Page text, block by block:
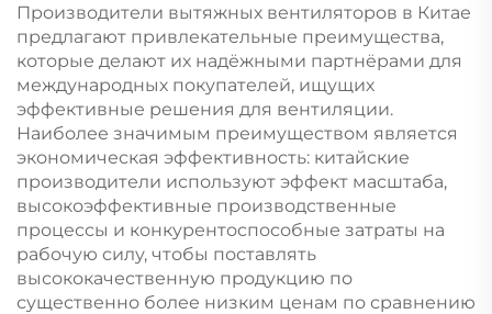
Производители вытяжных вентиляторов в Китае
предлагают привлекательные преимущества,
которые делают их надёжными партнёрами для
международных покупателей, ищущих
эффективные решения для вентиляции.
Наиболее значимым преимуществом является
экономическая эффективность: китайские
производители используют эффект масштаба,
высокоэффективные производственные
процессы и конкурентоспособные затраты на
рабочую силу, чтобы поставлять
высококачественную продукцию по
существенно более низким ценам по сравнению